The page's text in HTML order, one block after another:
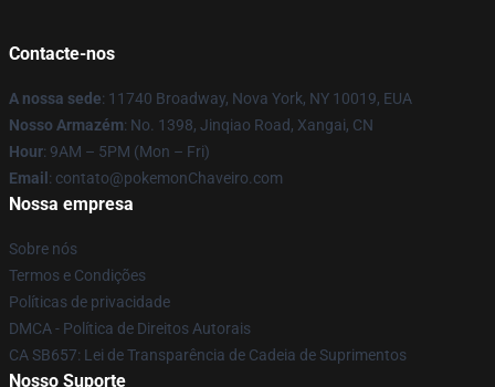
Contacte-nos
A nossa sede: 11740 Broadway, Nova York, NY 10019, EUA
Nosso Armazém: No. 1398, Jinqiao Road, Xangai, CN
Hour: 9AM – 5PM (Mon – Fri)
Email : contato@pokemonChaveiro.com
Nossa empresa
Sobre nós
Termos e Condições
Políticas de privacidade
DMCA - Política de Direitos Autorais
CA SB657: Lei de Transparência de Cadeia de Suprimentos
Nosso Suporte